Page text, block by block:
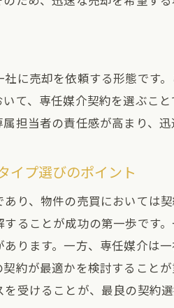
に売却を依頼する形態です
て、専任媒介契約を選ぶこ
担当者の責任感が高まり、
イプ選びのポイント
り、物件の売買においては
ることが成功の第一歩です
ります。一方、専任媒介は
約が最適かを検討すること
受けることが、最良の契約選